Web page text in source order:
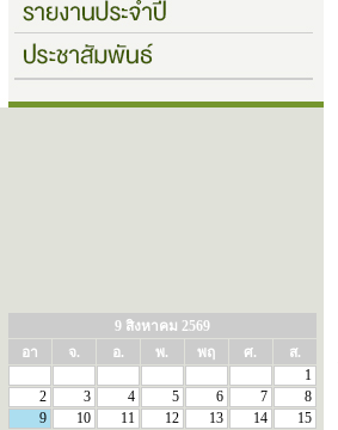
9 สิงหาคม 2569
อา
จ. อ. พ. พฤ ศ.
ส.
1
2
3 4 5 6 7
8
9
10 11 12 13 14
15